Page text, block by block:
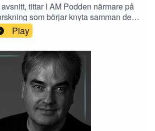
tittar I AM Podden närmare på
som börjar knyta samman det
det som händer i kroppen, med det
österländska – som yoga,
och TCM förmedlat.
Play